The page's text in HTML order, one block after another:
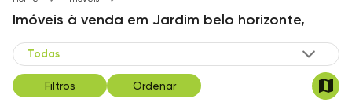
Imóveis à venda em Jardim belo horizonte,
Filtros Ordenar